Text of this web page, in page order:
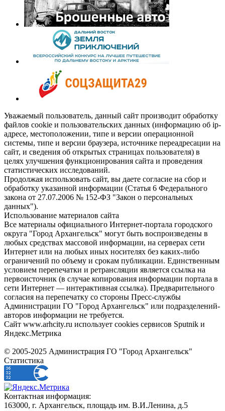
Уважаемый пользователь, данный сайт производит обработку
файлов cookie и пользовательских данных (информацию об ip-
адресе, местоположении, типе и версии операционной
системы, типе и версии браузера, источнике переадресации на
сайт, и сведения об открытых страницах пользователя) в
целях улучшения функционирования сайта и проведения
статистических исследований.
Продолжая использовать сайт, вы даете согласие на сбор и
обработку указанной информации (Статья 6 Федерального
закона от 27.07.2006 № 152-ФЗ "Закон о персональных
данных").
Использование материалов сайта
Все материалы официального Интернет-портала городского
округа "Город Архангельск" могут быть воспроизведены в
любых средствах массовой информации, на серверах сети
Интернет или на любых иных носителях без каких-либо
ограничений по объему и срокам публикации. Единственным
условием перепечатки и ретрансляции является ссылка на
первоисточник (в случае копирования информации портала в
сети Интернет — интерактивная ссылка). Предварительного
согласия на перепечатку со стороны Пресс-службы
Администрации ГО "Город Архангельск" или подразделений-
авторов информации не требуется.
Сайт www.arhcity.ru использует cookies сервисов Sputnik и
Яндекс.Метрика
© 2005-2025 Администрация ГО "Город Архангельск"
Статистика
Контактная информация:
163000, г. Архангельск, площадь им. В.И.Ленина, д.5